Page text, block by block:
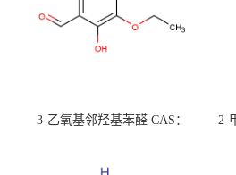
3-乙氧基邻羟基苯醛 CAS：
校可先用后付
2-